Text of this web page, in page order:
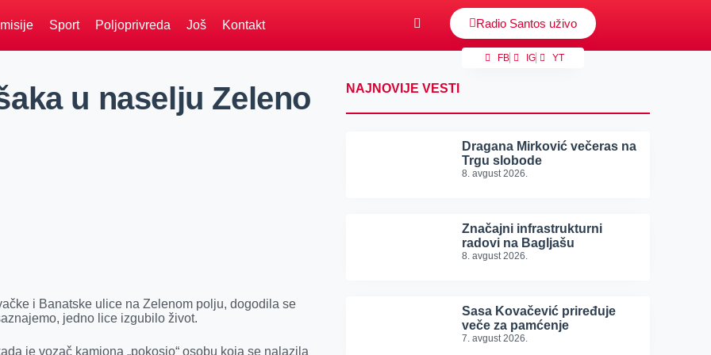
Sport Poljoprivreda Još Kontakt Radio Santos uživo
FB IG YT
u naselju Zeleno
i Banatske ulice na Zelenom polju, dogodila se
jedno lice izgubilo život.
je vozač kamiona „pokosio“ osobu koja se nalazila
NAJNOVIJE VESTI
Dragana Mirković večeras na
Trgu slobode
8. avgust 2026.
Značajni infrastrukturni
radovi na Bagljašu
8. avgust 2026.
Sasa Kovačević priređuje
veče za pamćenje
7. avgust 2026.